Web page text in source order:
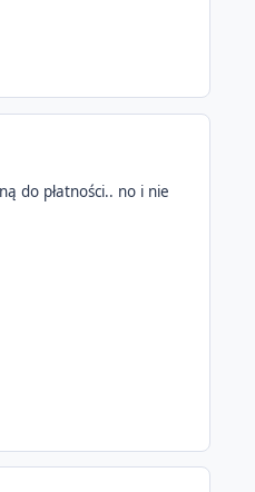
do płatności.. no i nie